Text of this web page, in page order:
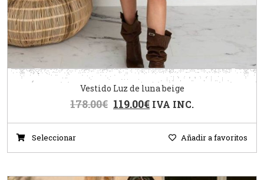
Vestido Luz de luna beige
178.00€ 119.00€ IVA INC.
Seleccionar Añadir a favoritos